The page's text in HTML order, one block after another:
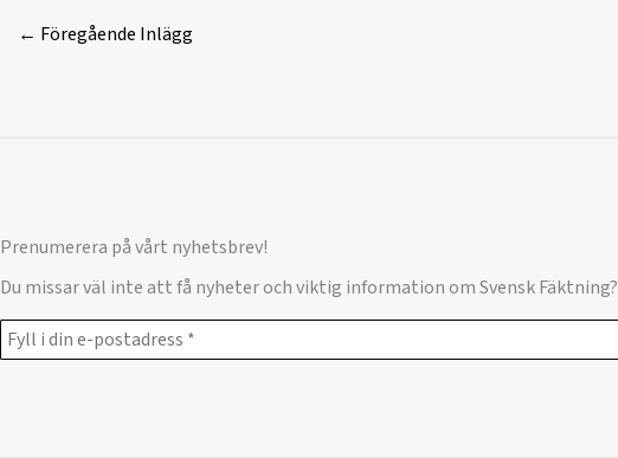
← Föregående Inlägg
Prenumerera på vårt nyhetsbrev!
Du missar väl inte att få nyheter och viktig information om Svensk Fäktning?